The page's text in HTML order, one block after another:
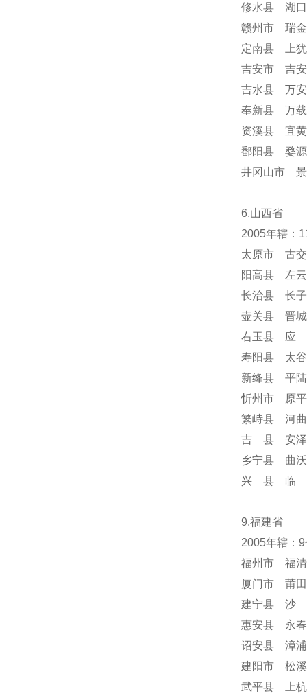
修水县 湖
赣州市 瑞
定南县 上
吉安市 吉
吉水县 万
奉新县 万
资溪县 宜
鄱阳县 婺
井冈山市 景
6.山西省
2005年辖：
太原市 古
阳高县 左
长治县 长
壶关县 晋
右玉县 应
寿阳县 太
新绛县 平
忻州市 原
繁峙县 河
吉 县 安
乡宁县 曲
兴 县 临
9.福建省
2005年辖：
福州市 福
厦门市 莆
建宁县 沙
惠安县 永
诏安县 漳
建阳市 松
武平县 上